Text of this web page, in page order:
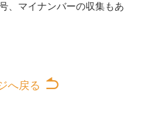
、マイナンバーの収集もあ
へ戻る